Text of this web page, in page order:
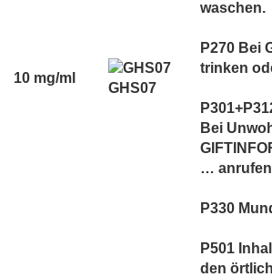
10 mg/ml
GHS07
waschen.
P270 Bei
trinken
Bei
…
P330
P501
den